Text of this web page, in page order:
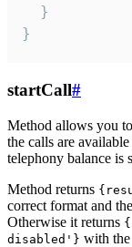
  }
}
startCall#
Method allows you
the calls are
telephony balance is
Method returns
correct format and
Otherwise it returns
disabled'} with the